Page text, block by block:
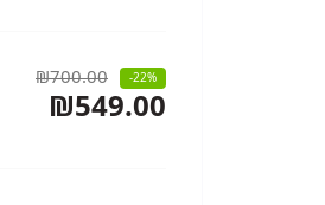
₪700.00 -22%
₪549.00